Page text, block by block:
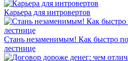
Карьера для интровертов
Стань незаменимым! Как быстро
лестнице